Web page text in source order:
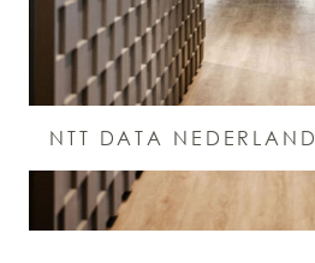
NTT DATA NEDERLAND